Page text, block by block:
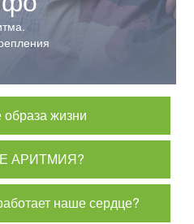
жизни
АРИТМИЯ?
наше сердце?